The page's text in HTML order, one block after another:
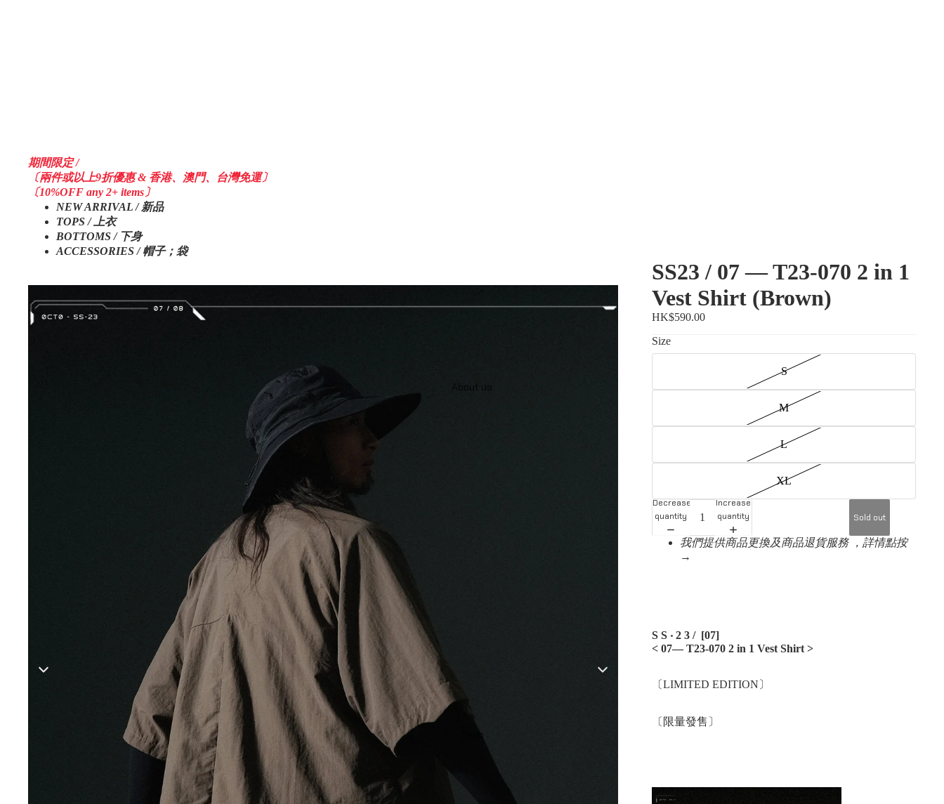
About us
Shop
期間限定 /
〔兩件或以上9折優惠 & 香港、澳門、台灣免運〕
〔10%OFF any 2+ items〕
NEW ARRIVAL / 新品
TOPS / 上衣
BOTTOMS / 下身
ACCESSORIES / 帽子；袋
SS23 / 07 — T23-070 2 in 1
Vest Shirt (Brown)
HK$590.00
Size
S
M
L
XL
Decrease
quantity
Increase
quantity
Sold out
我們提供商品更換及商品退貨服務 ，詳情點按
→
S S ‧ 2 3 / [07]
< 07— T23-070 2 in 1 Vest Shirt>
〔LIMITED EDITION〕
〔限量發售〕